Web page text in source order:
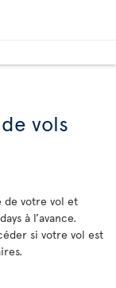
vols
de votre vol et
à l’avance.
si votre vol est